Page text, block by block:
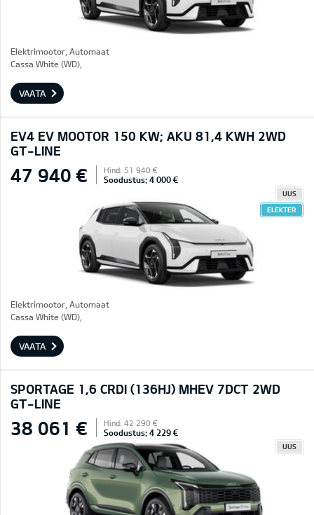
Elektrimootor, Automaat
Cassa White (WD),
VAATA
EV4 EV MOOTOR 150 KW; AKU 81,4 KWH 2WD
GT-LINE
47 940 € Hind: 51 940 €
Soodustus: 4 000 €
UUS
ELEKTER
Elektrimootor, Automaat
Cassa White (WD),
VAATA
SPORTAGE 1,6 CRDI (136HJ) MHEV 7DCT 2WD
GT-LINE
38 061 € Hind: 42 290 €
Soodustus: 4 229 €
UUS